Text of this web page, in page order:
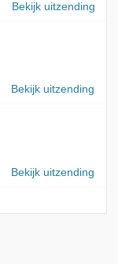
Bekijk uitzending
Bekijk uitzending
Bekijk uitzending